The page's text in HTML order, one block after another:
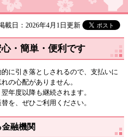
載日：2026年4月1日更新
・簡単・便利です
に引き落としされるので、支払いに
の心配がありません。
年度以降も継続されます。
を、ぜひご利用ください。
融機関